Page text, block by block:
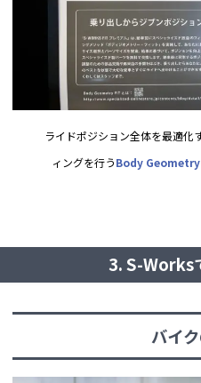
ライドポジション全体を最適化
ィングを行うBody
3. S-Works
バイ